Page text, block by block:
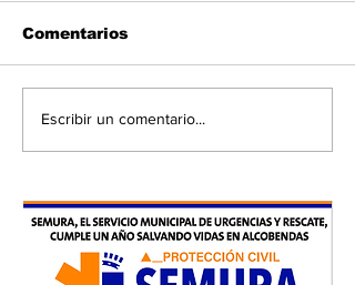
Comentarios
Escribir un comentario...